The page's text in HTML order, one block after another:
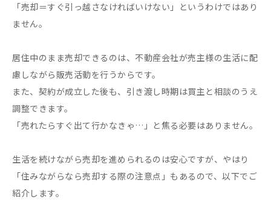
「売却＝すぐ引っ越さなければいけない」というわけではあり
ません。
居住中のまま売却できるのは、不動産会社が売主様の生活に配
慮しながら販売活動を行うからです。
また、契約が成立した後も、引き渡し時期は買主と相談のうえ
調整できます。
「売れたらすぐ出て行かなきゃ…」と焦る必要はありません。
生活を続けながら売却を進められるのは安心ですが、やはり
「住みながらなら売却する際の注意点」もあるので、以下でご
紹介します。